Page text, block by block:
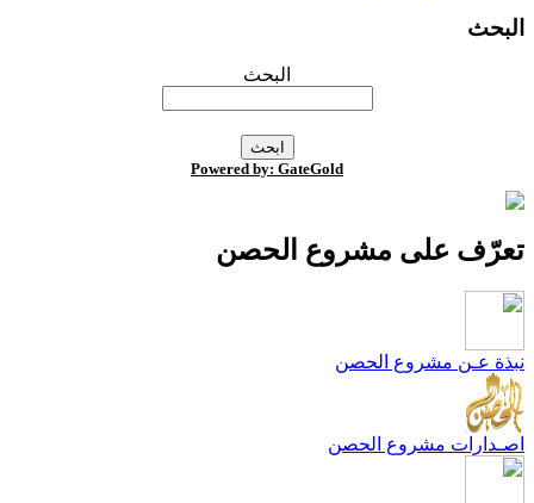
البحث
Powered by: GateGold
على مشروع الحصن
عـن مشروع الحصن
مشروع الحصن